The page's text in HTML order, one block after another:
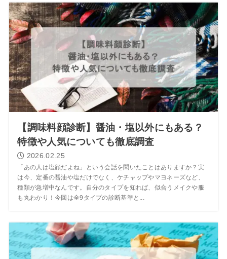
【調味料顔診断】醤油・塩以外にもある？
特徴や人気についても徹底調査
2026.02.25
「あの人は塩顔だよね」という会話を聞いたことはありますか？実
は今、定番の醤油や塩だけでなく、ケチャップやマヨネーズなど、
種類が急増中なんです。自分のタイプを知れば、似合うメイクや服
も丸わかり！今回は全9タイプの診断基準と...